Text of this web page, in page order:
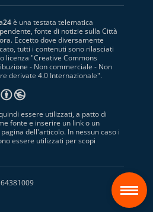
è una testata telematica
fonte di notizie sulla Città
Eccetto dove diversamente
tutti i contenuti sono rilasciati
licenza "Creative Commons
- Non commerciale - Non
derivate 4.0 Internazionale".
essere utilizzati, a patto di
fonte e inserire un link o un
dell'articolo. In nessun caso i
essere utilizzati per scopi